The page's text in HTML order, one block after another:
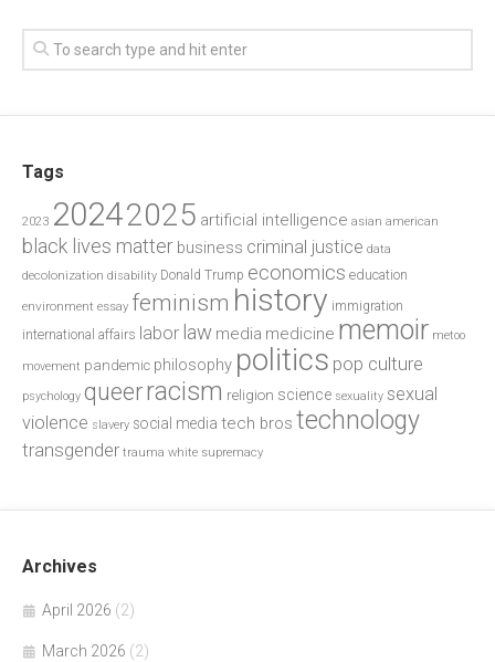
Tags
2023 20242025 artificial intelligence asian american
black lives matter business criminal justice data
decolonization disability Donald Trump economics education
environment essay feminism history immigration
international affairs labor law media medicine memoir metoo
movement pandemic philosophy politics pop culture
psychology queerracism religion science sexuality sexual
violence slavery social media tech bros technology
transgender trauma white supremacy
Archives
April 2026 (2)
March 2026 (2)